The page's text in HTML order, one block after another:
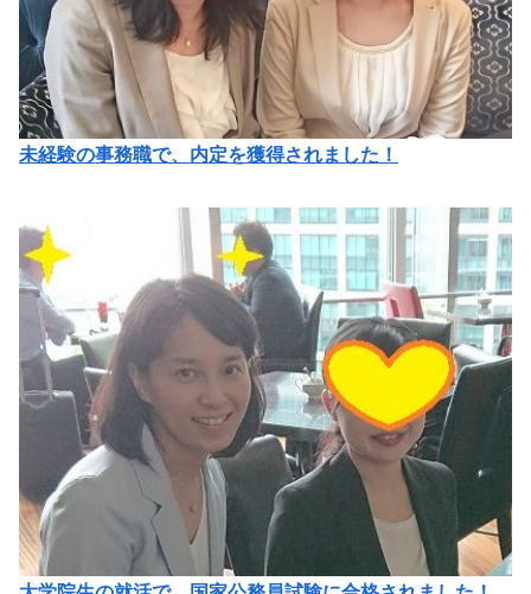
未経験の事務職で、内定を獲得されました！